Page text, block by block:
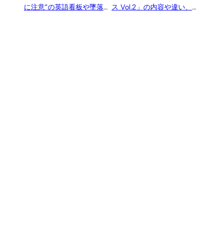
に注意”の英語看板や墜落し ス Vol.2」の内容や違い、な